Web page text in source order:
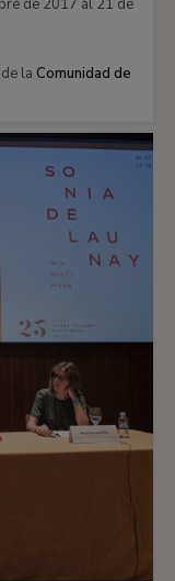
de 2017 al 21 de
la Comunidad de